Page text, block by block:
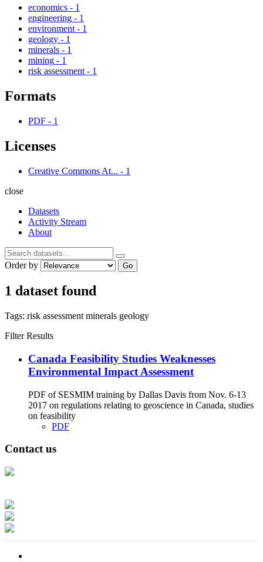
economics - 1
engineering - 1
environment - 1
geology - 1
minerals - 1
mining - 1
risk assessment - 1
Formats
PDF - 1
Licenses
Creative Commons At... - 1
close
Datasets
Activity Stream
About
Order by Go
1 dataset found
Tags: risk assessment minerals geology
Filter Results
Canada Feasibility Studies Weaknesses
Environmental Impact Assessment
PDF of SESMIM training by Dallas Davis from Nov. 6-13
2017 on regulations relating to geoscience in Canada, studies
on feasibility
PDF
Contact us